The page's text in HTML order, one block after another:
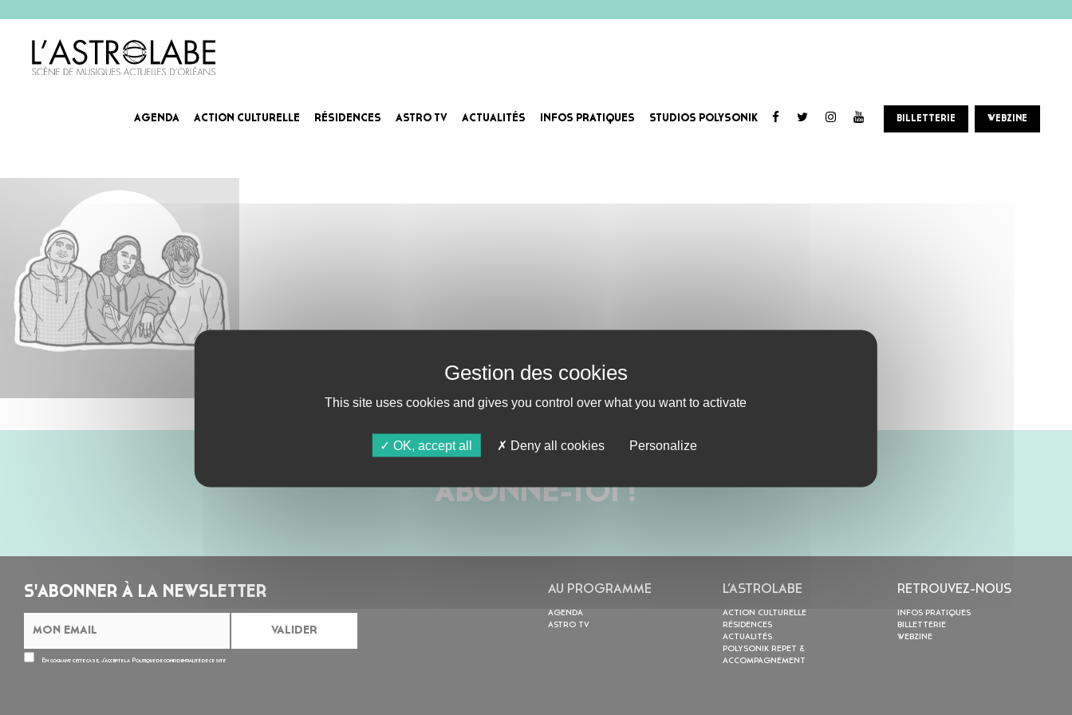
AGENDA ACTION CULTURELLE RÉSIDENCES ASTRO TV ACTUALITÉS INFOS PRATIQUES STUDIOS POLYSONIK BILLETTERIE WEBZINE
ABONNE-TOI !
S'ABONNER À LA NEWSLETTER
En cochant cette case, j’accepte la Politique de confidentialitéde ce site
AU PROGRAMME
AGENDA
ASTRO TV
L’ASTROLABE
ACTION CULTURELLE
RÉSIDENCES
ACTUALITÉS
POLYSONIK REPET &
ACCOMPAGNEMENT
RETROUVEZ-NOUS
INFOS PRATIQUES
BILLETTERIE
WEBZINE
This site uses cookies and gives you control over what you want to activate
OK, accept all Deny all cookies Personalize